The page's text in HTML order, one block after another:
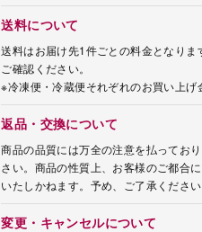
送料について
送料はお届け先1件ごとの料金となり
ご確認ください。
※冷凍便・冷蔵便それぞれのお買い上げ
返品・交換について
商品の品質には万全の注意を払ってお
さい。商品の性質上、お客様のご都合
いたしかねます。予め、ご了承ください
変更・キャンセルについて